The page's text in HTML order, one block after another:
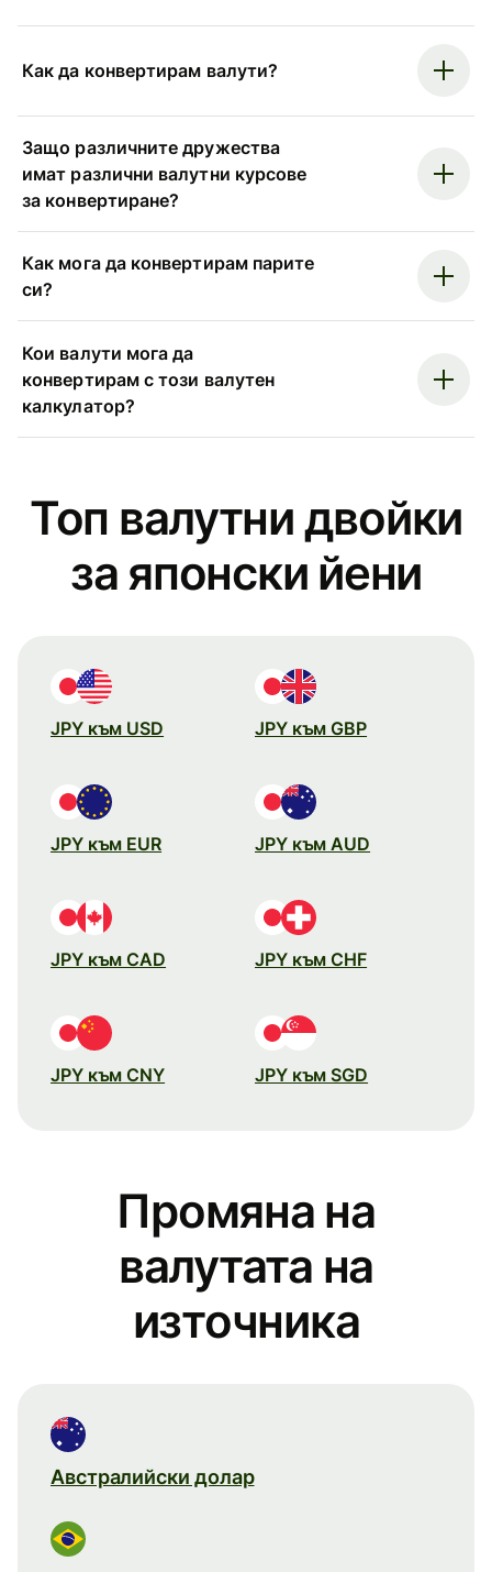
Как да конвертирам валути?
Защо различните дружества
имат различни валутни курсове
за конвертиране?
Как мога да конвертирам парите
си?
Кои валути мога да
конвертирам с този валутен
калкулатор?
Топ валутни двойки
за японски йени
JPY към USD JPY към GBP
JPY към EUR JPY към AUD
JPY към CAD JPY към CHF
JPY към CNY JPY към SGD
Промяна на
валутата на
източника
Австралийски долар